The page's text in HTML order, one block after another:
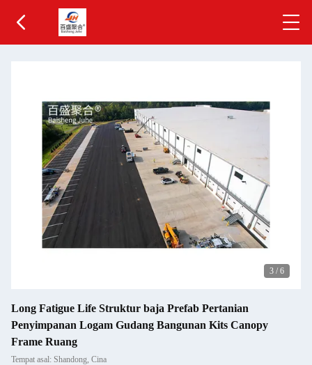
3 / 6
Long Fatigue Life Struktur baja Prefab Pertanian
Penyimpanan Logam Gudang Bangunan Kits Canopy
Frame Ruang
Tempat asal: Shandong, Cina